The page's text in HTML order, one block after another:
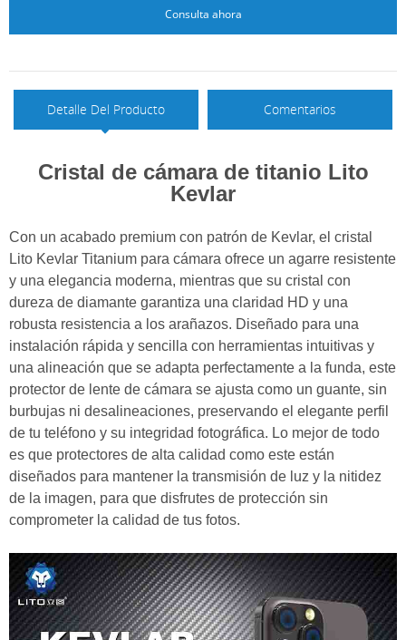
Consulta ahora
Detalle Del Producto Comentarios
Cristal de cámara de titanio Lito
Kevlar
Con un acabado premium con patrón de Kevlar, el cristal
Lito Kevlar Titanium para cámara ofrece un agarre resistente
y una elegancia moderna, mientras que su cristal con
dureza de diamante garantiza una claridad HD y una
robusta resistencia a los arañazos. Diseñado para una
instalación rápida y sencilla con herramientas intuitivas y
una alineación que se adapta perfectamente a la funda, este
protector de lente de cámara se ajusta como un guante, sin
burbujas ni desalineaciones, preservando el elegante perfil
de tu teléfono y su integridad fotográfica. Lo mejor de todo
es que protectores de alta calidad como este están
diseñados para mantener la transmisión de luz y la nitidez
de la imagen, para que disfrutes de protección sin
comprometer la calidad de tus fotos.